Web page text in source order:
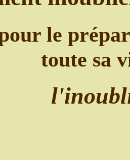
le
toute sa